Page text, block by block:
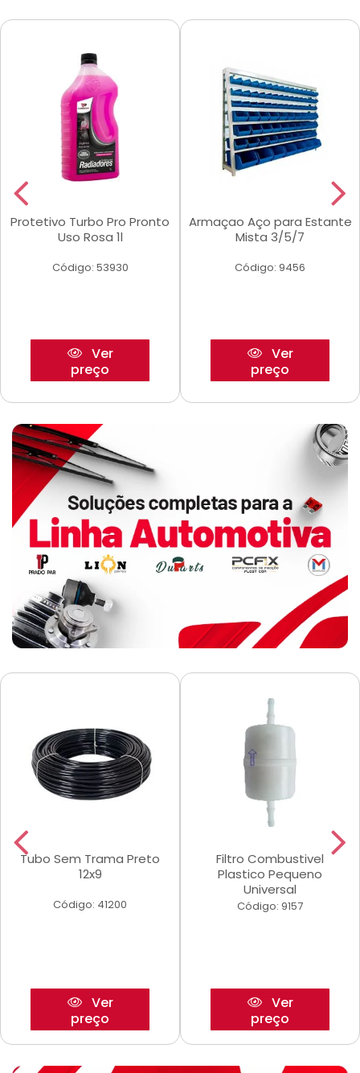
Protetivo Turbo Pro Pronto
Uso Rosa 1l
Código: 53930
Ver
preço
Armaçao Aço para Estante
Mista 3/5/7
Código: 9456
Ver
preço
Tubo Sem Trama Preto
12x9
Código: 41200
Ver
preço
Filtro Combustivel
Plastico Pequeno
Universal
Código: 9157
Ver
preço